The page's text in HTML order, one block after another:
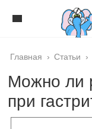
Главная › Статьи ›
Можно ли
при